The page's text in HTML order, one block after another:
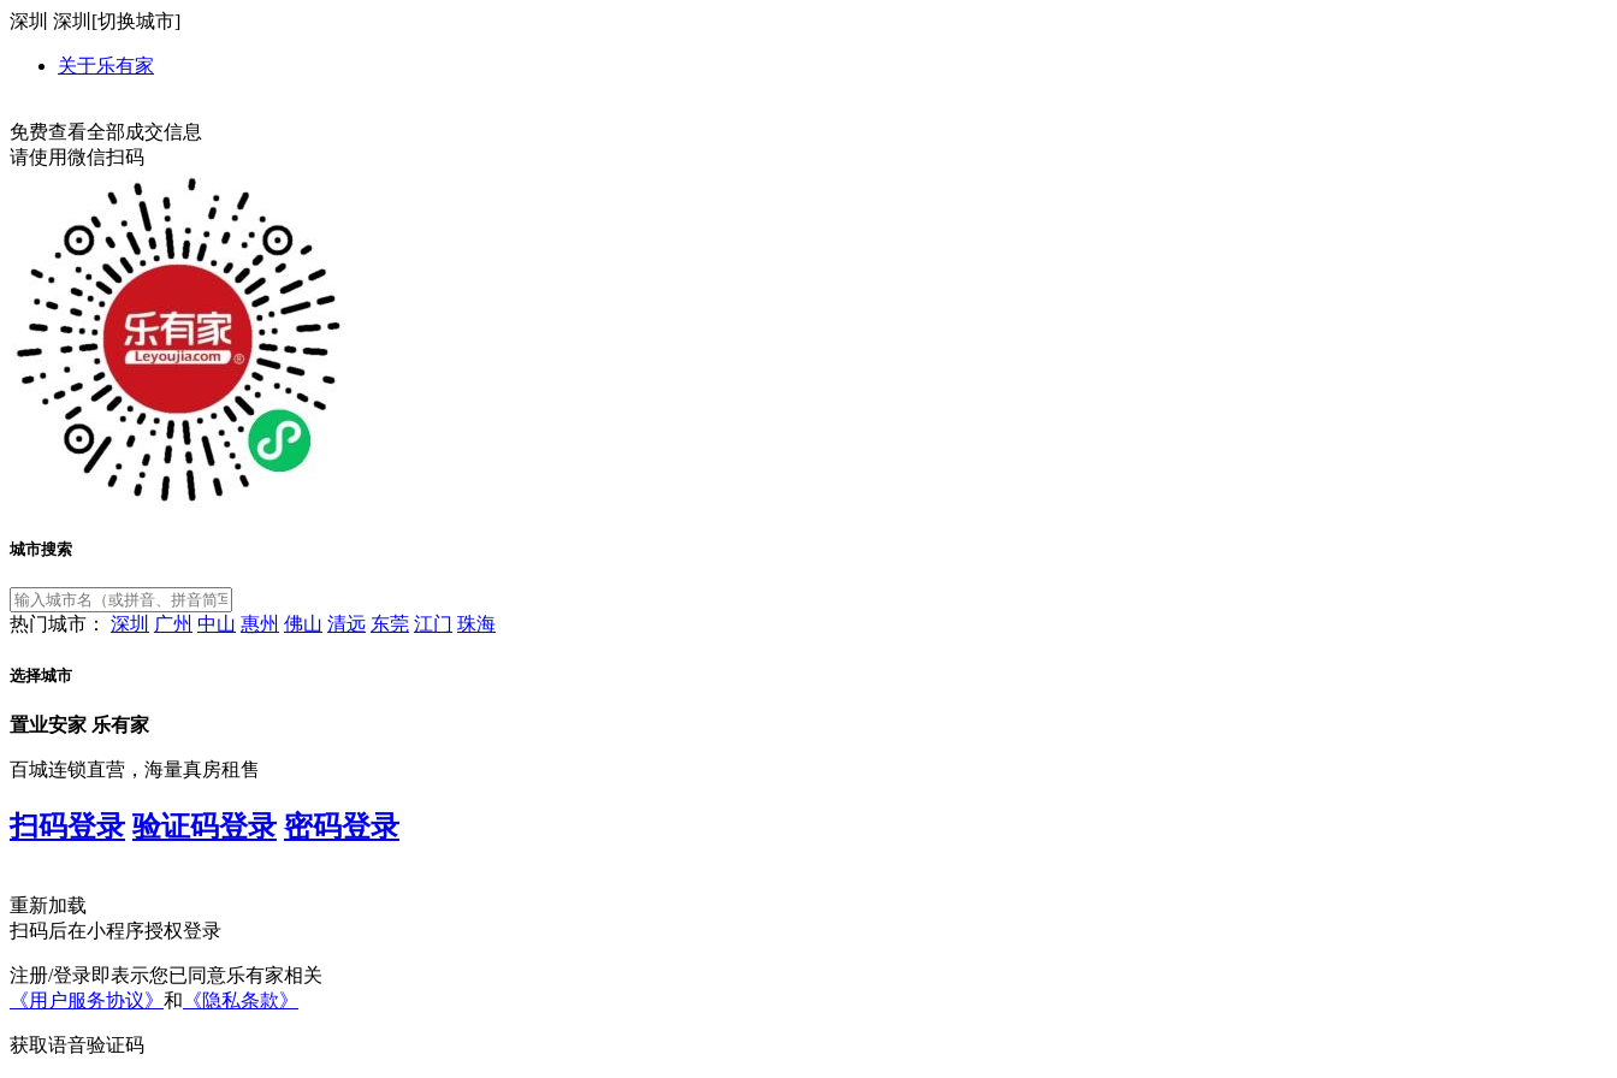
深圳 深圳[切换城市]
关于乐有家
免费查看全部成交信息
请使用微信扫码
城市搜索
热门城市： 深圳 广州 中山 惠州 佛山 清远 东莞 江门 珠海
选择城市
置业安家 乐有家
百城连锁直营，海量真房租售
扫码登录 验证码登录 密码登录
重新加载
扫码后在小程序授权登录
注册/登录即表示您已同意乐有家相关
《用户服务协议》 和 《隐私条款》
获取语音验证码